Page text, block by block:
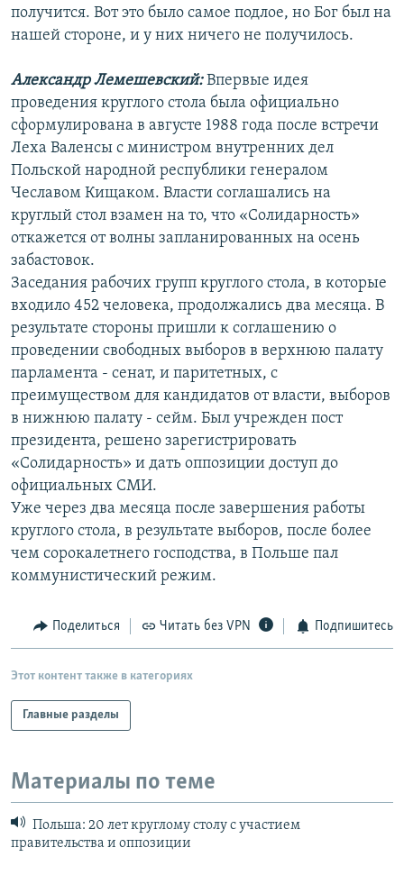
получится. Вот это было самое подлое, но Бог был на
нашей стороне, и у них ничего не получилось.
Александр Лемешевский:Впервые идея
проведения круглого стола была официально
сформулирована в августе 1988 года после встречи
Леха Валенсы с министром внутренних дел
Польской народной республики генералом
Чеславом Кищаком. Власти соглашались на
круглый стол взамен на то, что «Солидарность»
откажется от волны запланированных на осень
забастовок.
Заседания рабочих групп круглого стола, в которые
входило 452 человека, продолжались два месяца. В
результате стороны пришли к соглашению о
проведении свободных выборов в верхнюю палату
парламента - сенат, и паритетных, с
преимуществом для кандидатов от власти, выборов
в нижнюю палату - сейм. Был учрежден пост
президента, решено зарегистрировать
«Солидарность» и дать оппозиции доступ до
официальных СМИ.
Уже через два месяца после завершения работы
круглого стола, в результате выборов, после более
чем сорокалетнего господства, в Польше пал
коммунистический режим.
Поделиться Читать без VPN Подпишитесь
Этот контент также в категориях
Главные разделы
Материалы по теме
Польша: 20 лет круглому столу с участием
правительства и оппозиции